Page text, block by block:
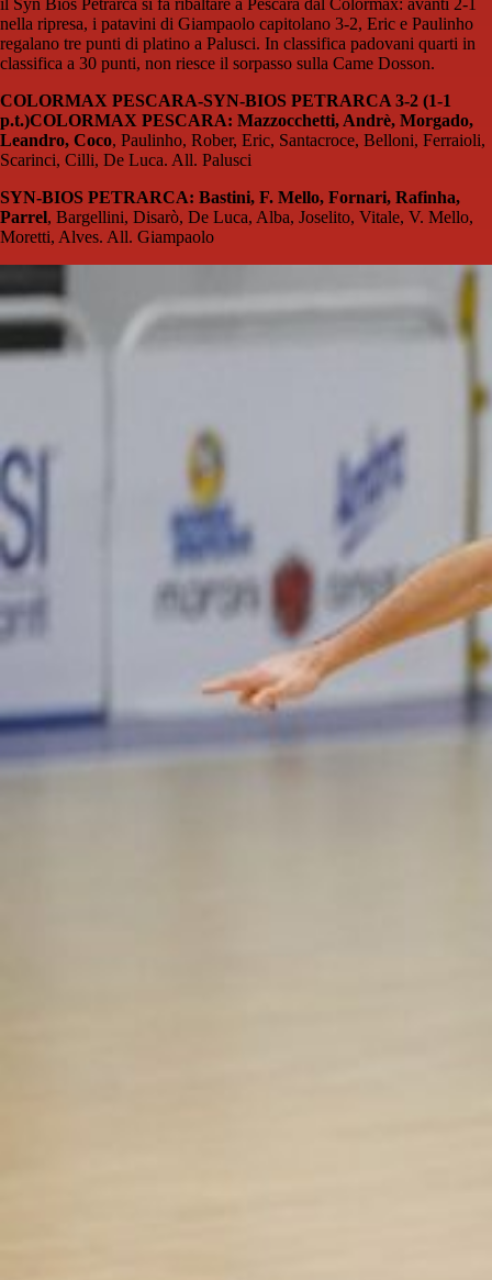
il Syn Bios Petrarca si fa ribaltare a Pescara dal Colormax: avanti 2-1
nella ripresa, i patavini di Giampaolo capitolano 3-2, Eric e Paulinho
regalano tre punti di platino a Palusci. In classifica padovani quarti in
classifica a 30 punti, non riesce il sorpasso sulla Came Dosson.
COLORMAX PESCARA-SYN-BIOS PETRARCA 3-2 (1-1
p.t.)COLORMAX PESCARA: Mazzocchetti, Andrè, Morgado,
Leandro, Coco, Paulinho, Rober, Eric, Santacroce, Belloni, Ferraioli,
Scarinci, Cilli, De Luca. All. Palusci
SYN-BIOS PETRARCA: Bastini, F. Mello, Fornari, Rafinha,
Parrel, Bargellini, Disarò, De Luca, Alba, Joselito, Vitale, V. Mello,
Moretti, Alves. All. Giampaolo